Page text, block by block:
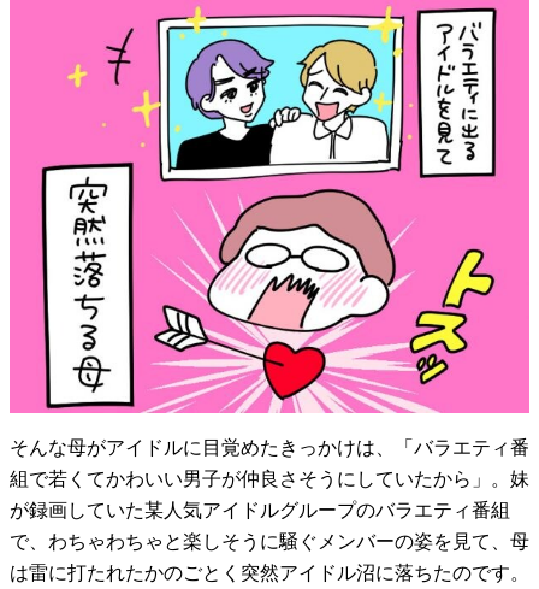
そんな母がアイドルに目覚めたきっかけは、「バラエティ番
組で若くてかわいい男子が仲良さそうにしていたから」。妹
が録画していた某人気アイドルグループのバラエティ番組
で、わちゃわちゃと楽しそうに騒ぐメンバーの姿を見て、母
は雷に打たれたかのごとく突然アイドル沼に落ちたのです。